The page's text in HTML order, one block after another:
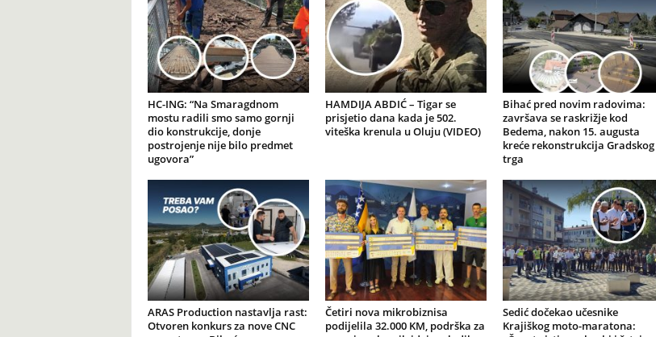
HC-ING: “Na Smaragdnom
mostu radili smo samo gornji
dio konstrukcije, donje
postrojenje nije bilo predmet
ugovora”
HAMDIJA ABDIĆ – Tigar se
prisjetio dana kada je 502.
viteška krenula u Oluju (VIDEO)
Bihać pred novim radovima:
završava se raskrižje kod
Bedema, nakon 15. augusta
kreće rekonstrukcija Gradskog
trga
ARAS Production nastavlja rast:
Otvoren konkurs za nove CNC
Četiri nova mikrobiznisa
podijelila 32.000 KM, podrška za
Sedić dočekao učesnike
Krajiškog moto-maratona: